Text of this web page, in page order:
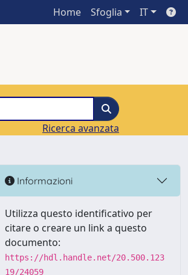
Home Sfoglia IT
Ricerca avanzata
Informazioni
Utilizza questo identificativo per
citare o creare un link a questo
documento:
https://hdl.handle.net/20.500.123
19/24059